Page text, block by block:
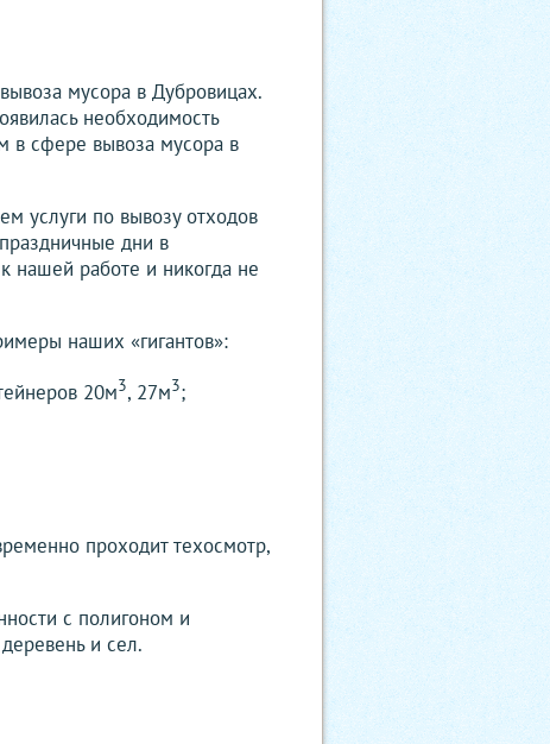
мусора в Дубровицах.
необходимость
в сфере вывоза мусора в
услуги по вывозу отходов
дни в
нашей работе и никогда не
наших «гигантов»:
20м3, 27м3;
проходит техосмотр,
с полигоном и
и сел.